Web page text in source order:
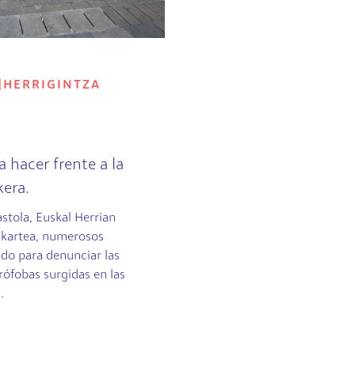
HERRIGINTZA
hacer frente a la
Euskal Herrian
numerosos
para denunciar las
surgidas en las